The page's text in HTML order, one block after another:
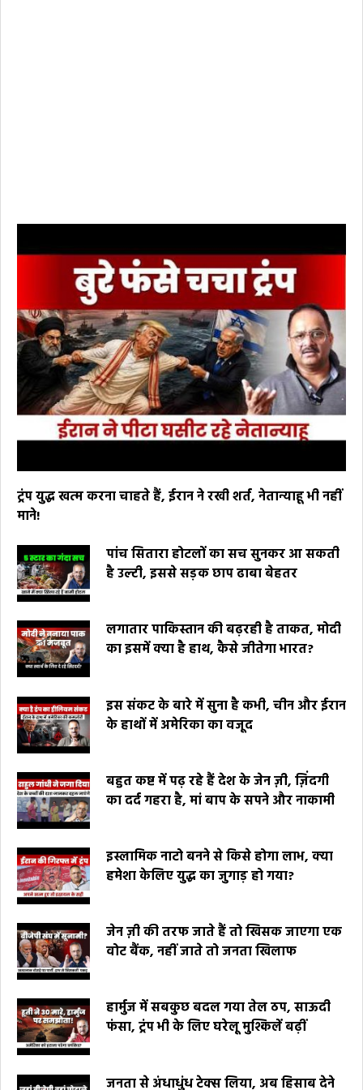
ट्रंप युद्ध खत्म करना चाहते हैं, ईरान ने रखी शर्त, नेतान्याहू भी नहीं
माने!
पांच सितारा होटलों का सच सुनकर आ सकती
है उल्टी, इससे सड़क छाप ढाबा बेहतर
लगातार पाकिस्तान की बढ़रही है ताकत, मोदी
का इसमें क्या है हाथ, कैसे जीतेगा भारत?
इस संकट के बारे में सुना है कभी, चीन और ईरान
के हाथों में अमेरिका का वजूद
बहुत कष्ट में पढ़ रहे हैं देश के जेन ज़ी, ज़िंदगी
का दर्द गहरा है, मां बाप के सपने और नाकामी
इस्लामिक नाटो बनने से किसे होगा लाभ, क्या
हमेशा केलिए युद्ध का जुगाड़ हो गया?
जेन ज़ी की तरफ जाते हैं तो खिसक जाएगा एक
वोट बैंक, नहीं जाते तो जनता खिलाफ
हार्मुज में सबकुछ बदल गया तेल ठप, साऊदी
फंसा, ट्रंप भी के लिए घरेलू मुश्किलें बढ़ीं
जनता से अंधाधुंध टेक्स लिया, अब हिसाब देने